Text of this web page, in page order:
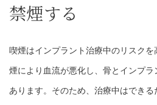
禁煙する
喫煙はインプラント治療中のリスク
煙により血流が悪化し、骨とインプ
あります。そのため、治療中はできる